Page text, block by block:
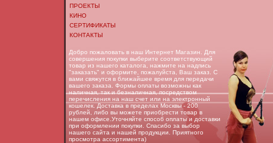
ПРОЕКТЫ
КИНО
СЕРТИФИКАТЫ
КОНТАКТЫ
Добро пожаловать в наш Интернет Магазин. Для
совершения покупки выберите соответствующий
товар из нашего каталога, нажмите на надпись
"заказать" и оформите, пожалуйста, Ваш заказ. С
вами свяжутся в ближайшее время для передачи
вашего заказа. Формы оплаты возможны как
наличная, так и безналичная, посредством
перечисления на наш счет или на электронный
кошелек. Доставка в пределах Москвы - 200
рублей, либо вы можете приобрести товар в
нашем офисе.Уточняйте способ оплаты и доставки
при оформлении покупки. Спасибо за выбор
нашего сайта и нашей продукции. Приятного
просмотра ассортимента)